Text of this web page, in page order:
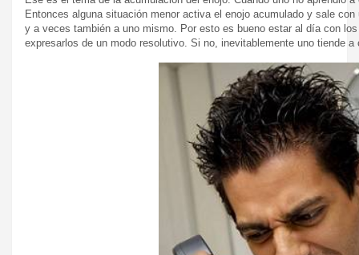
Entonces alguna situación menor activa el enojo acumulado y sale
y a veces también a uno mismo. Por esto es bueno estar al día con
expresarlos de un modo resolutivo. Si no, inevitablemente uno tiende